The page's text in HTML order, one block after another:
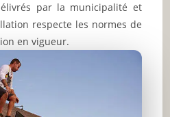
par la municipalité et
respecte les normes de
en vigueur.